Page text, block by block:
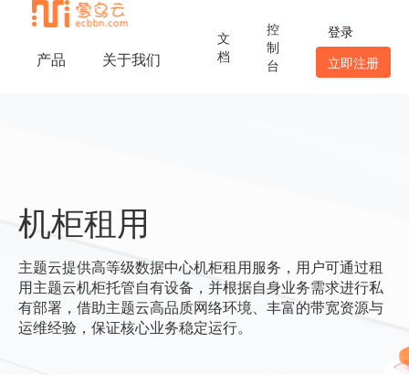
产品 关于我们
文
档
控
制
台
登录
立即注册
机柜租用
主题云提供高等级数据中心机柜租用服务，用户可通过租
用主题云机柜托管自有设备，并根据自身业务需求进行私
有部署，借助主题云高品质网络环境、丰富的带宽资源与
运维经验，保证核心业务稳定运行。